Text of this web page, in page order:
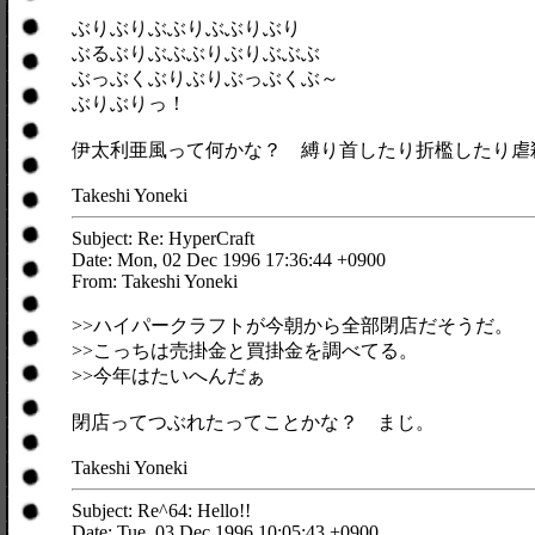
ぶりぶりぶぶりぶぶりぶり
ぶるぶりぶぶぶりぶりぶぶぶ
ぶっぶくぶりぶりぶっぶくぶ～
ぶりぶりっ！
伊太利亜風って何かな？ 縛り首したり折檻したり虐
Takeshi Yoneki
Subject: Re: HyperCraft
Date: Mon, 02 Dec 1996 17:36:44 +0900
From: Takeshi Yoneki
>>ハイパークラフトが今朝から全部閉店だそうだ。
>>こっちは売掛金と買掛金を調べてる。
>>今年はたいへんだぁ
閉店ってつぶれたってことかな？ まじ。
Takeshi Yoneki
Subject: Re^64: Hello!!